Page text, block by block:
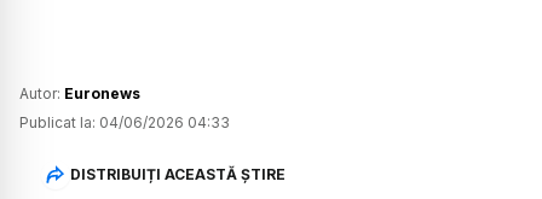
Autor: Euronews
Publicat la: 04/06/2026 04:33
DISTRIBUIȚI ACEASTĂ ȘTIRE